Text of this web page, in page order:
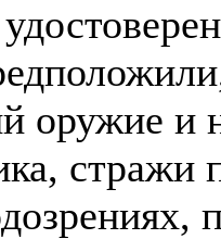
оружие и
стражи